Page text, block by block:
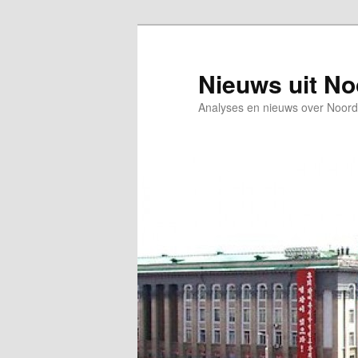
Nieuws uit
Analyses en nieuws over